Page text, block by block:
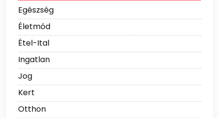
Egészség
Életmód
Étel-Ital
Ingatlan
Jog
Kert
Otthon